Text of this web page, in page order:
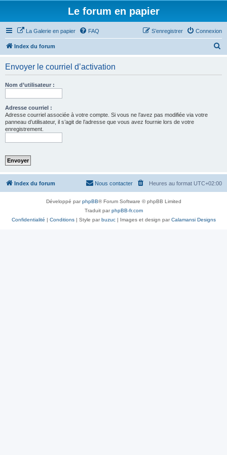
Le forum en papier
La Galerie en papier FAQ Connexion
S’enregistrer
Index du forum
Envoyer le courriel d’activation
Nom d’utilisateur :
Adresse courriel :
Adresse courriel associée à votre compte. Si vous ne l’avez pas modifiée via votre
panneau d’utilisateur, il s’agit de l’adresse que vous avez fournie lors de votre
enregistrement.
Index du forum Heures au format UTC+02:00
Nous contacter
Développé parphpBB® Forum Software © phpBB Limited
Traduit parphpBB-fr.com
Confidentialité | Conditions| Style parbuzuc| Images et design parCalamansi Designs